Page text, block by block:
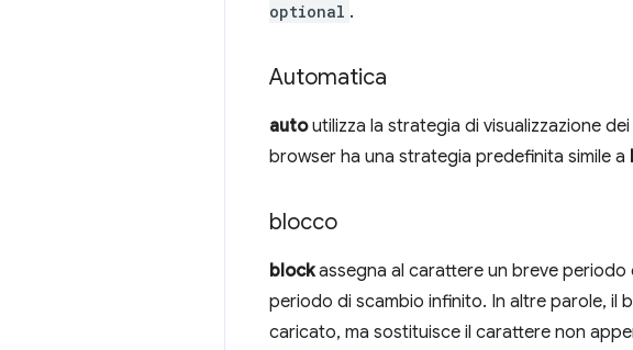
optional .
Automatica
autoutilizza la strategia di visualizzazione
browser ha una strategia predefinita simile a
blocco
blockassegna al carattere un breve periodo
periodo di scambio infinito. In altre parole, il
caricato, ma sostituisce il carattere non